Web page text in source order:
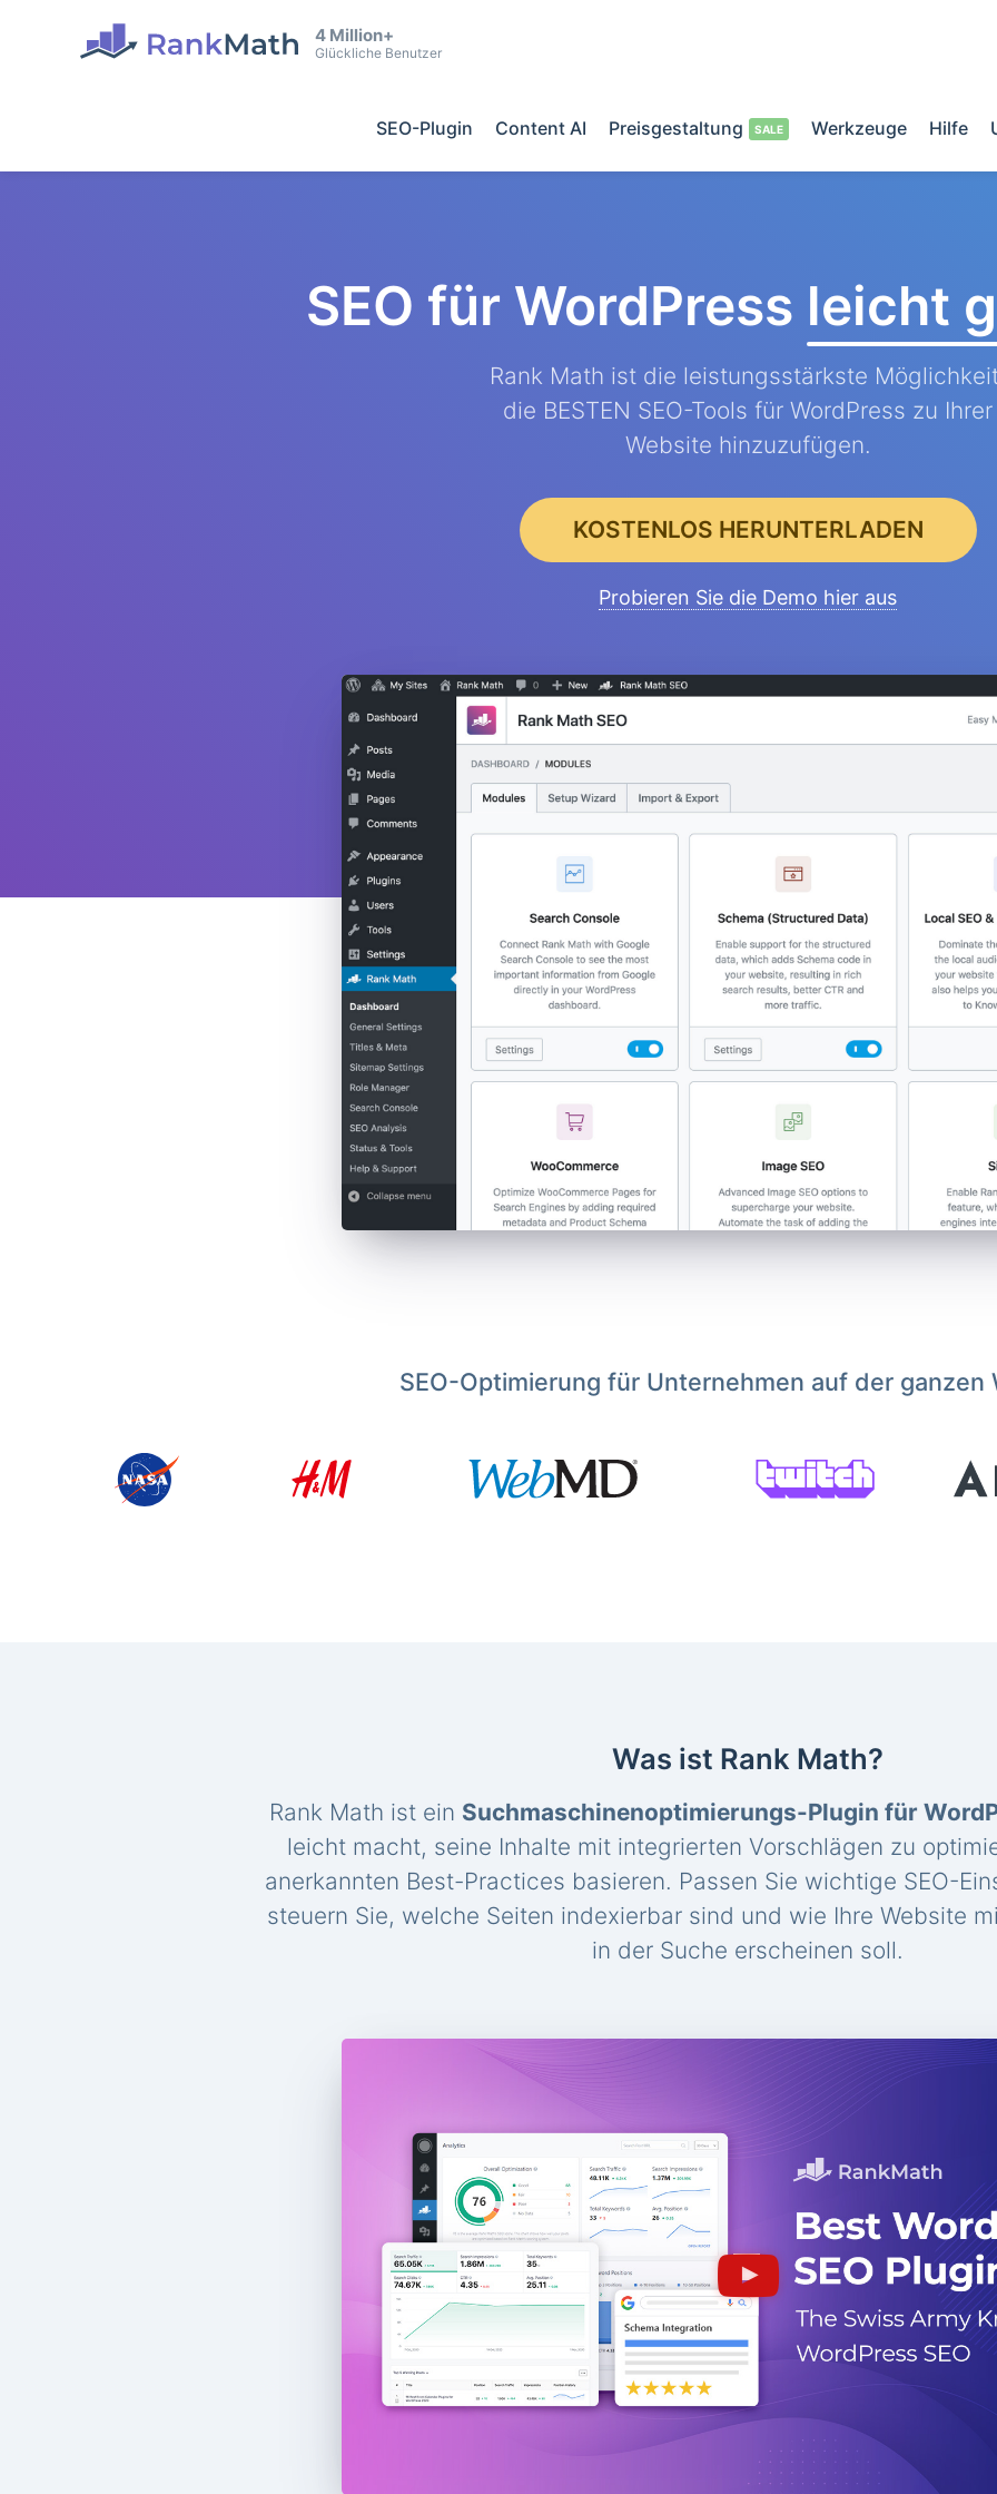
4 Million+
Glückliche Benutzer
SEO-Plugin Content AI Preisgestaltung Werkzeuge Hilfe
SEO für WordPress leicht
Rank Math ist die leistungsstärkste
die BESTEN SEO-Tools für WordPress zu Ihrer
Website hinzuzufügen.
KOSTENLOS HERUNTERLADEN
Probieren Sie die Demo hier aus
SEO-Optimierung für Unternehmen auf der ganzen
Was ist Rank Math?
Rank Math ist ein Suchmaschinenoptimierungs-Plugin für
leicht macht, seine Inhalte mit integrierten Vorschlägen zu
anerkannten Best-Practices basieren. Passen Sie wichtige SEO-
steuern Sie, welche Seiten indexierbar sind und wie Ihre Website
in der Suche erscheinen soll.